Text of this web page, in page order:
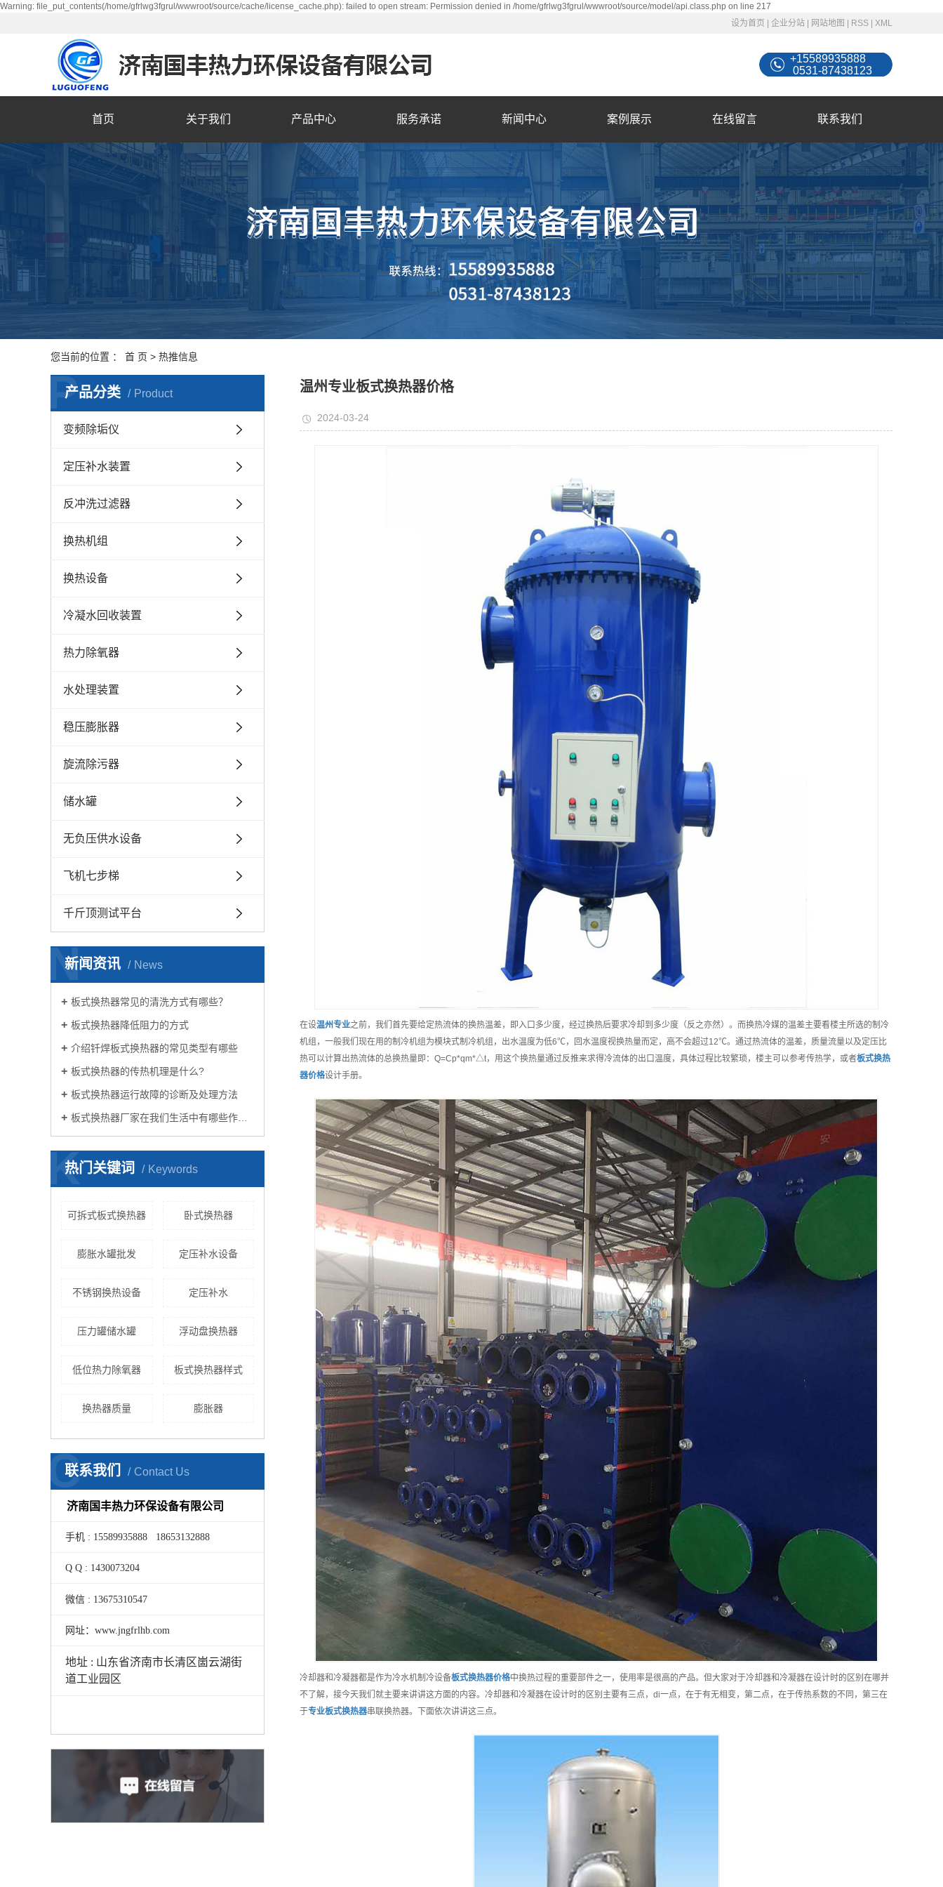
Warning: file_put_contents(/home/gfrlwg3fgrul/wwwroot/source/cache/license_cache.php): failed to open stream: Permission denied in /home/gfrlwg3fgrul/wwwroot/source/model/api.class.php on line 217
设为首页
企业分站 网站地图 RSS XML
+15589935888
0531-87438123
首页 关于我们 产品中心 服务承诺 新闻中心 案例展示 在线留言 联系我们
您当前的位置 ： 首 页 > 热推信息
产品分类 Product
P
变频除垢仪
定压补水装置
反冲洗过滤器
换热机组
换热设备
冷凝水回收装置
热力除氧器
水处理装置
稳压膨胀器
旋流除污器
储水罐
无负压供水设备
飞机七步梯
千斤顶测试平台
新闻资讯 News
N
板式换热器常见的清洗方式有哪些？
板式换热器降低阻力的方式
介绍钎焊板式换热器的常见类型有哪些
板式换热器的传热机理是什么?
板式换热器运行故障的诊断及处理方法
板式换热器厂家在我们生活中有哪些作用？
热门关键词 Keywords
K
可拆式板式换热器 卧式换热器
膨胀水罐批发 定压补水设备
不锈钢换热设备 定压补水
压力罐储水罐 浮动盘换热器
低位热力除氧器 板式换热器样式
换热器质量 膨胀器
联系我们 Contact Us
C
济南国丰热力环保设备有限公司
手机 : 15589935888 18653132888
Q Q : 1430073204
微信 : 13675310547
网址：www.jngfrlhb.com
地址 : 山东省济南市长清区崮云湖街
道工业园区
温州专业板式换热器价格
2024-03-24
在设温州专业之前，我们首先要给定热流体的换热温差，即入口多少度，经过换热后要求冷却到多少度（反之亦然）。而换热冷媒的温差主要看楼主所选的制冷
机组，一般我们现在用的制冷机组为模块式制冷机组，出水温度为低6℃，回水温度视换热量而定，高不会超过12℃。通过热流体的温差，质量流量以及定压比
热可以计算出热流体的总换热量即：Q=Cp*qm*△t，用这个换热量通过反推来求得冷流体的出口温度，具体过程比较繁琐，楼主可以参考传热学，或者板式换热
器价格设计手册。
冷却器和冷凝器都是作为冷水机制冷设备板式换热器价格中换热过程的重要部件之一，使用率是很高的产品。但大家对于冷却器和冷凝器在设计时的区别在哪并
不了解，接今天我们就主要来讲讲这方面的内容。冷却器和冷凝器在设计时的区别主要有三点，di一点，在于有无相变，第二点，在于传热系数的不同，第三在
于专业板式换热器串联换热器。下面依次讲讲这三点。